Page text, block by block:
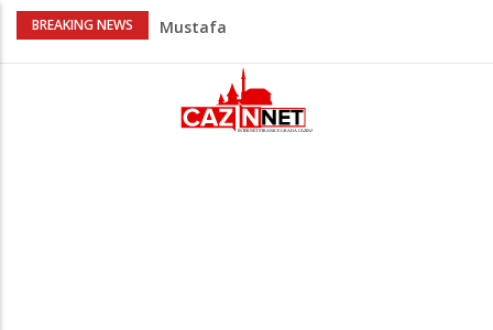
BREAKING NEWS
AŽURIRANO: Ubistvo u Bosanskoj Krupi:
osumnjičeni uhapšen
USK pred novim političkim preokretom:
Ružnićeva vlada na testu već u